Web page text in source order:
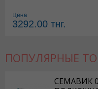
Цена
3292.00 тнг.
ПОПУЛЯРНЫЕ
СЕМАВИК